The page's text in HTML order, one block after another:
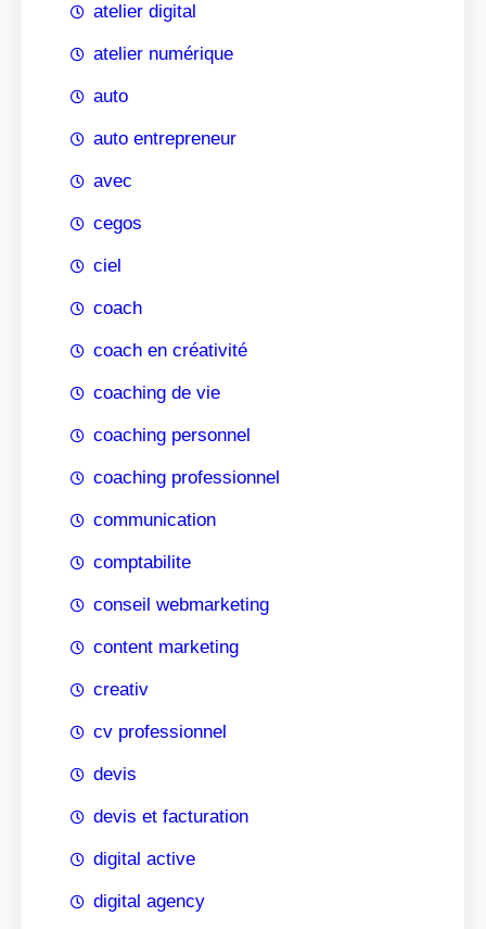
atelier digital
atelier numérique
auto
auto entrepreneur
avec
cegos
ciel
coach
coach en créativité
coaching de vie
coaching personnel
coaching professionnel
communication
comptabilite
conseil webmarketing
content marketing
creativ
cv professionnel
devis
devis et facturation
digital active
digital agency